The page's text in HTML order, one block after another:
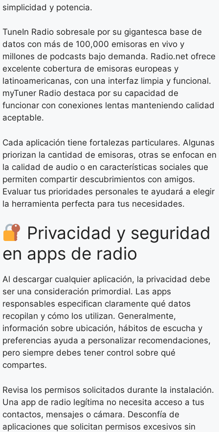
simplicidad y potencia.
TuneIn Radio sobresale por su gigantesca base de
datos con más de 100,000 emisoras en vivo y
millones de podcasts bajo demanda. Radio.net ofrece
excelente cobertura de emisoras europeas y
latinoamericanas, con una interfaz limpia y funcional.
myTuner Radio destaca por su capacidad de
funcionar con conexiones lentas manteniendo calidad
aceptable.
Cada aplicación tiene fortalezas particulares. Algunas
priorizan la cantidad de emisoras, otras se enfocan en
la calidad de audio o en características sociales que
permiten compartir descubrimientos con amigos.
Evaluar tus prioridades personales te ayudará a elegir
la herramienta perfecta para tus necesidades.
Privacidad y seguridad
en apps de radio
Al descargar cualquier aplicación, la privacidad debe
ser una consideración primordial. Las apps
responsables especifican claramente qué datos
recopilan y cómo los utilizan. Generalmente,
información sobre ubicación, hábitos de escucha y
preferencias ayuda a personalizar recomendaciones,
pero siempre debes tener control sobre qué
compartes.
Revisa los permisos solicitados durante la instalación.
Una app de radio legítima no necesita acceso a tus
contactos, mensajes o cámara. Desconfía de
aplicaciones que solicitan permisos excesivos sin